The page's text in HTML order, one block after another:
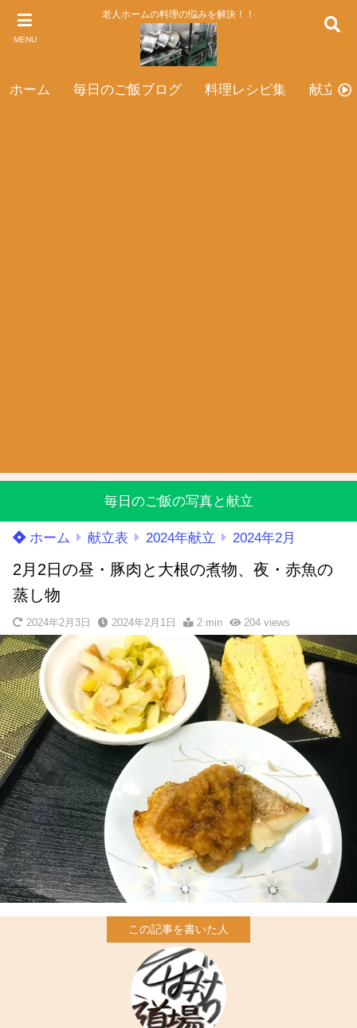
MENU
老人ホームの料理の悩みを解決！！
ホーム 毎日のご飯ブログ 料理レシピ集 献立表
毎日のご飯の写真と献立
ホーム 献立表 2024年献立 2024年2月
2月2日の昼・豚肉と大根の煮物、夜・赤魚の
蒸し物
2024年2月3日 2024年2月1日 2 min 204views